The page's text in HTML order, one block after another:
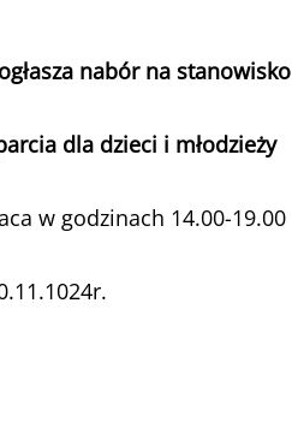
nabór na stanowisko
dla dzieci i młodzieży
w godzinach 14.00-19.00